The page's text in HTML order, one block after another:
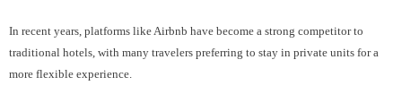
In recent years, platforms like Airbnb have become a strong competitor to
traditional hotels, with many travelers preferring to stay in private units for a
more flexible experience.